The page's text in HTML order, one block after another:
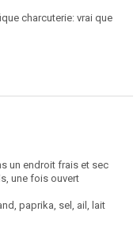
charcuterie: vrai que
un endroit frais et sec
une fois ouvert
paprika, sel, ail, lait